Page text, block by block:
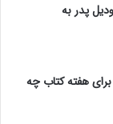
پدر به
برای هفته کتاب چه